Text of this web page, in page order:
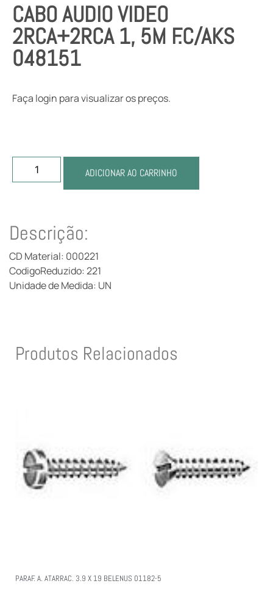
CABO AUDIO VIDEO
2RCA+2RCA 1, 5M F.C/AKS
048151
Faça login para visualizar os preços.
ADICIONAR AO CARRINHO
Descrição:
CD Material: 000221
CodigoReduzido: 221
Unidade de Medida: UN
Produtos Relacionados
PARAF. A. ATARRAC. 3.9 X 19 BELENUS 01182-5